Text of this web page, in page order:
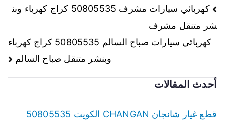
تصفّح
المقالات
كهربائي سيارات مشرف 50805535 كراج كهرباء وبن
شر متنقل مشرف
كهربائي سيارات صباح السالم 50805535 كراج كهرباء
وبنشر متنقل صباح السالم
أحدث المقالات
قطع غيار شانجان CHANGAN الكويت 50805535